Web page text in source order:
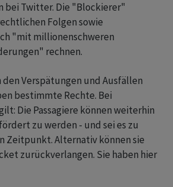
bei Twitter. Die "Blockierer"
Folgen sowie
"mit millionenschweren
rechnen.
den Verspätungen und Ausfällen
bestimmte Rechte. Bei
Die Passagiere können weiterhin
zu werden - und sei es zu
Zeitpunkt. Alternativ können sie
zurückverlangen. Sie haben hier